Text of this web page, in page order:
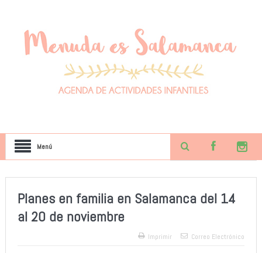
Menú
Planes en familia en Salamanca del 14
al 20 de noviembre
Imprimir Correo Electrónico